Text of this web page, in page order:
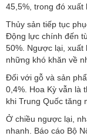
45,5%, trong đó xuất
Thủy sản tiếp tục
Động lực chính đến
50%. Ngược lại, xuất
những khó khăn về
Đối với gỗ và sản
0,4%. Hoa Kỳ vẫn là
khi Trung Quốc tăng
Ở chiều ngược lại,
nhanh. Báo cáo Bộ